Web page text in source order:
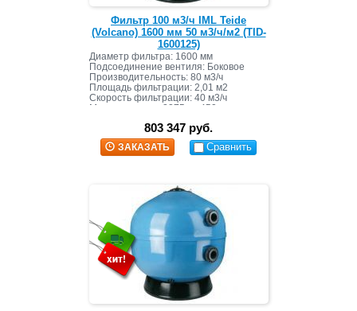
Фильтр 100 м3/ч IML Teide
(Volcano) 1600 мм 50 м3/ч/м2 (TID-
1600125)
Диаметр фильтра: 1600 мм
Подсоединение вентиля: Боковое
Производительность: 80 м3/ч
Площадь фильтрации: 2,01 м2
Скорость фильтрации: 40 м3/ч
Масса засыпки: 2275 кг+450 кг
803 347 руб.
ЗАКАЗАТЬ Сравнить